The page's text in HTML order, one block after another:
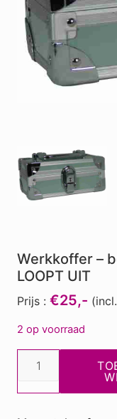
Werkkoffer –
LOOPT UIT
Prijs : €25,-
2 op voorraad
Werkkoffer
beautycase